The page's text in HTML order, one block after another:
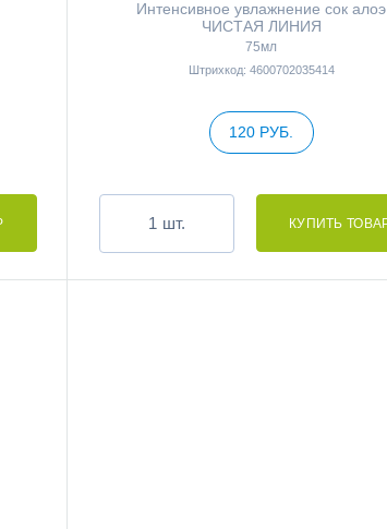
Интенсивное увлажнение сок алоэ
ЧИСТАЯ ЛИНИЯ
75мл
Штрихкод: 4600702035414
120 РУБ.
шт.